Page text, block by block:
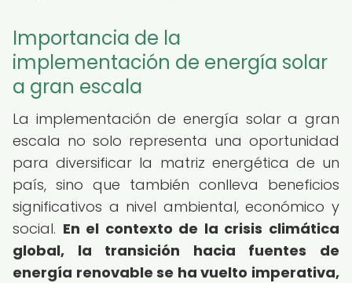
Importancia de la
implementación de energía solar
a gran escala
La implementación de energía solar a gran
escala no solo representa una oportunidad
para diversificar la matriz energética de un
país, sino que también conlleva beneficios
significativos a nivel ambiental, económico y
social. En el contexto de la crisis climática
global, la transición hacia fuentes de
energía renovable se ha vuelto imperativa,